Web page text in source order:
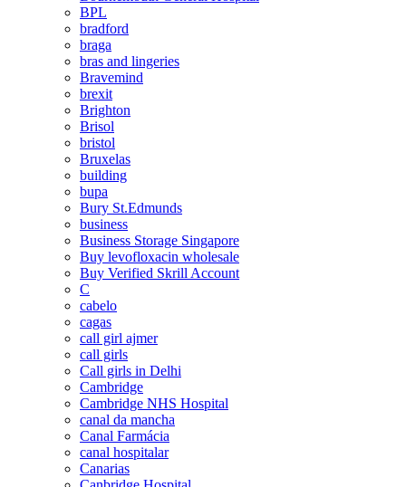
BPL
bradford
braga
bras and lingeries
Bravemind
brexit
Brighton
Brisol
bristol
Bruxelas
building
bupa
Bury St.Edmunds
business
Business Storage Singapore
Buy levofloxacin wholesale
Buy Verified Skrill Account
C
cabelo
cagas
call girl ajmer
call girls
Call girls in Delhi
Cambridge
Cambridge NHS Hospital
canal da mancha
Canal Farmácia
canal hospitalar
Canarias